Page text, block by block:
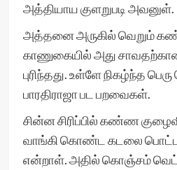
அத்தியாய குளறுபடி அவனுள்.
அத்தனை அருகில் வெறும்
காணுகையில் அது
புரிந்தது. உள்ளே நிகழ்ந்த பெரு
பாரதிராஜா பட பறவைகள்.
சின்ன சிரிப்பில் கண்ண
வாங்கி கொண்ட கடலை
என்றாள். அதில் கொஞ்சம்